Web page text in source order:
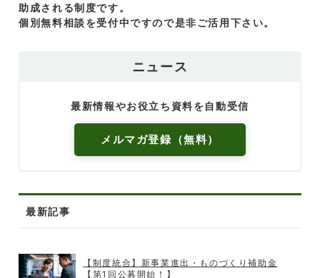
助成される制度です。
個別無料相談を受付中ですので是非ご活用下さい。
ニュース
最新情報やお役立ち資料を自動受信
メルマガ登録（無料）
最新記事
【制度統合】新事業進出・ものづくり補助金
【第1回公募開始！】